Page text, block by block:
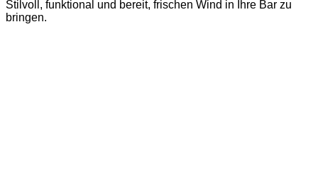
Stilvoll, funktional und bereit, frischen Wind in Ihre Bar zu
bringen.